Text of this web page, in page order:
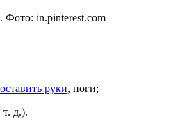
Фото: in.pinterest.com
руки, ноги;
д.).